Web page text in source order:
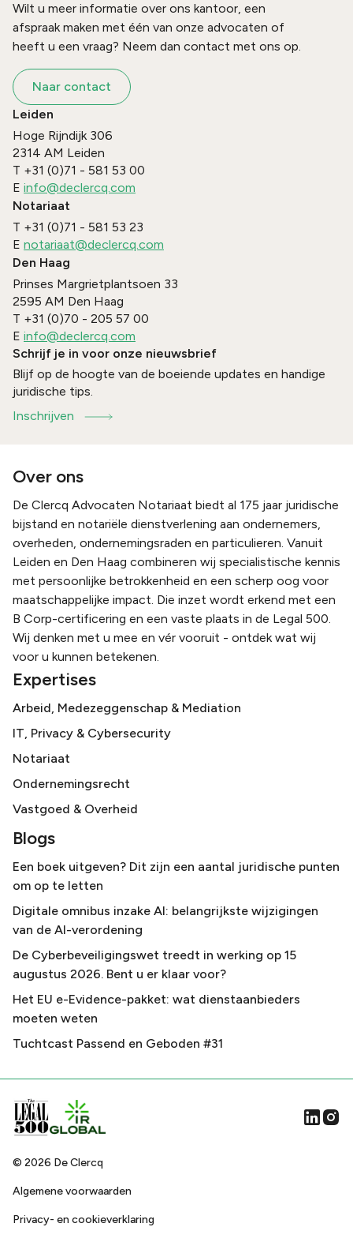
Wilt u meer informatie over ons kantoor, een
afspraak maken met één van onze advocaten of
heeft u een vraag? Neem dan contact met ons op.
Naar contact
Leiden
Hoge Rijndijk 306
2314 AM Leiden
T +31 (0)71 - 581 53 00
E info@declercq.com
Notariaat
T +31 (0)71 - 581 53 23
E notariaat@declercq.com
Den Haag
Prinses Margrietplantsoen 33
2595 AM Den Haag
T +31 (0)70 - 205 57 00
E info@declercq.com
Schrijf je in voor onze nieuwsbrief
Blijf op de hoogte van de boeiende updates en handige
juridische tips.
Inschrijven
Over ons
De Clercq Advocaten Notariaat biedt al 175 jaar juridische
bijstand en notariële dienstverlening aan ondernemers,
overheden, ondernemingsraden en particulieren. Vanuit
Leiden en Den Haag combineren wij specialistische kennis
met persoonlijke betrokkenheid en een scherp oog voor
maatschappelijke impact. Die inzet wordt erkend met een
B Corp-certificering en een vaste plaats in de Legal 500.
Wij denken met u mee en vér vooruit - ontdek wat wij
voor u kunnen betekenen.
Expertises
Arbeid, Medezeggenschap & Mediation
IT, Privacy & Cybersecurity
Notariaat
Ondernemingsrecht
Vastgoed & Overheid
Blogs
Een boek uitgeven? Dit zijn een aantal juridische punten
om op te letten
Digitale omnibus inzake AI: belangrijkste wijzigingen
van de AI-verordening
De Cyberbeveiligingswet treedt in werking op 15
augustus 2026. Bent u er klaar voor?
Het EU e-Evidence-pakket: wat dienstaanbieders
moeten weten
Tuchtcast Passend en Geboden #31
© 2026 De Clercq
Algemene voorwaarden
Privacy- en cookieverklaring